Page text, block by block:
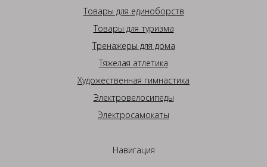
Товары для единоборств
Товары для туризма
Тренажеры для дома
Тяжелая атлетика
Художественная гимнастика
Электровелосипеды
Электросамокаты
Навигация